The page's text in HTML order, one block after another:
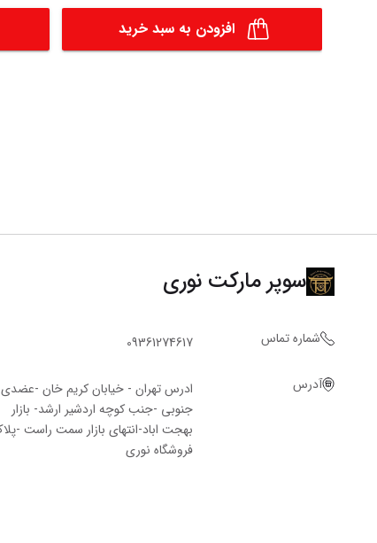
افزودن به سبد خرید
سوپر مارکت نوری
شماره تماس 09361274617
آدرس
ادرس تهران - خیابان کریم خان -عضدی
جنوبی -جنب کوچه اردشیر ارشد- بازار
فروشگاه‌ نوری